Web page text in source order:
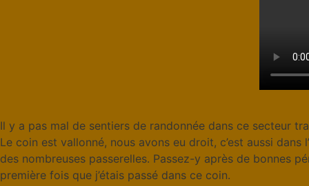
Il y a pas mal de sentiers de randonnée dans ce secteur
Le coin est vallonné, nous avons eu droit, c’est aussi
des nombreuses passerelles. Passez-y après de bonnes
première fois que j’étais passé dans ce coin.